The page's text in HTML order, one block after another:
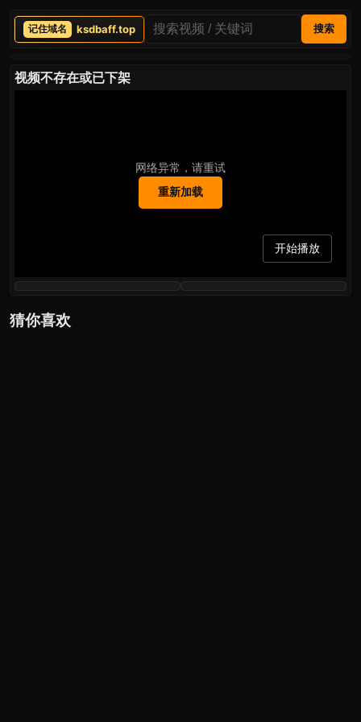
ksdbaff.top 搜索
视频不存在或已下架
网络异常，请重试
重新加载
开始播放
猜你喜欢